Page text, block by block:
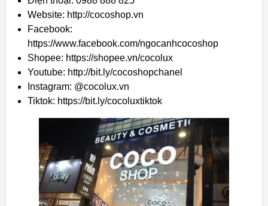
Website: http://cocoshop.vn
Facebook:
https://www.facebook.com/ngocanhcocoshop
Shopee: https://shopee.vn/cocolux
Youtube: http://bit.ly/cocoshopchanel
Instagram: @cocolux.vn
Tiktok: https://bit.ly/cocoluxtiktok